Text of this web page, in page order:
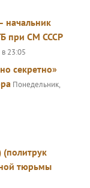
начальник
при СМ СССР
23:05
секретно»
Понедельник,
(политрук
тюрьмы